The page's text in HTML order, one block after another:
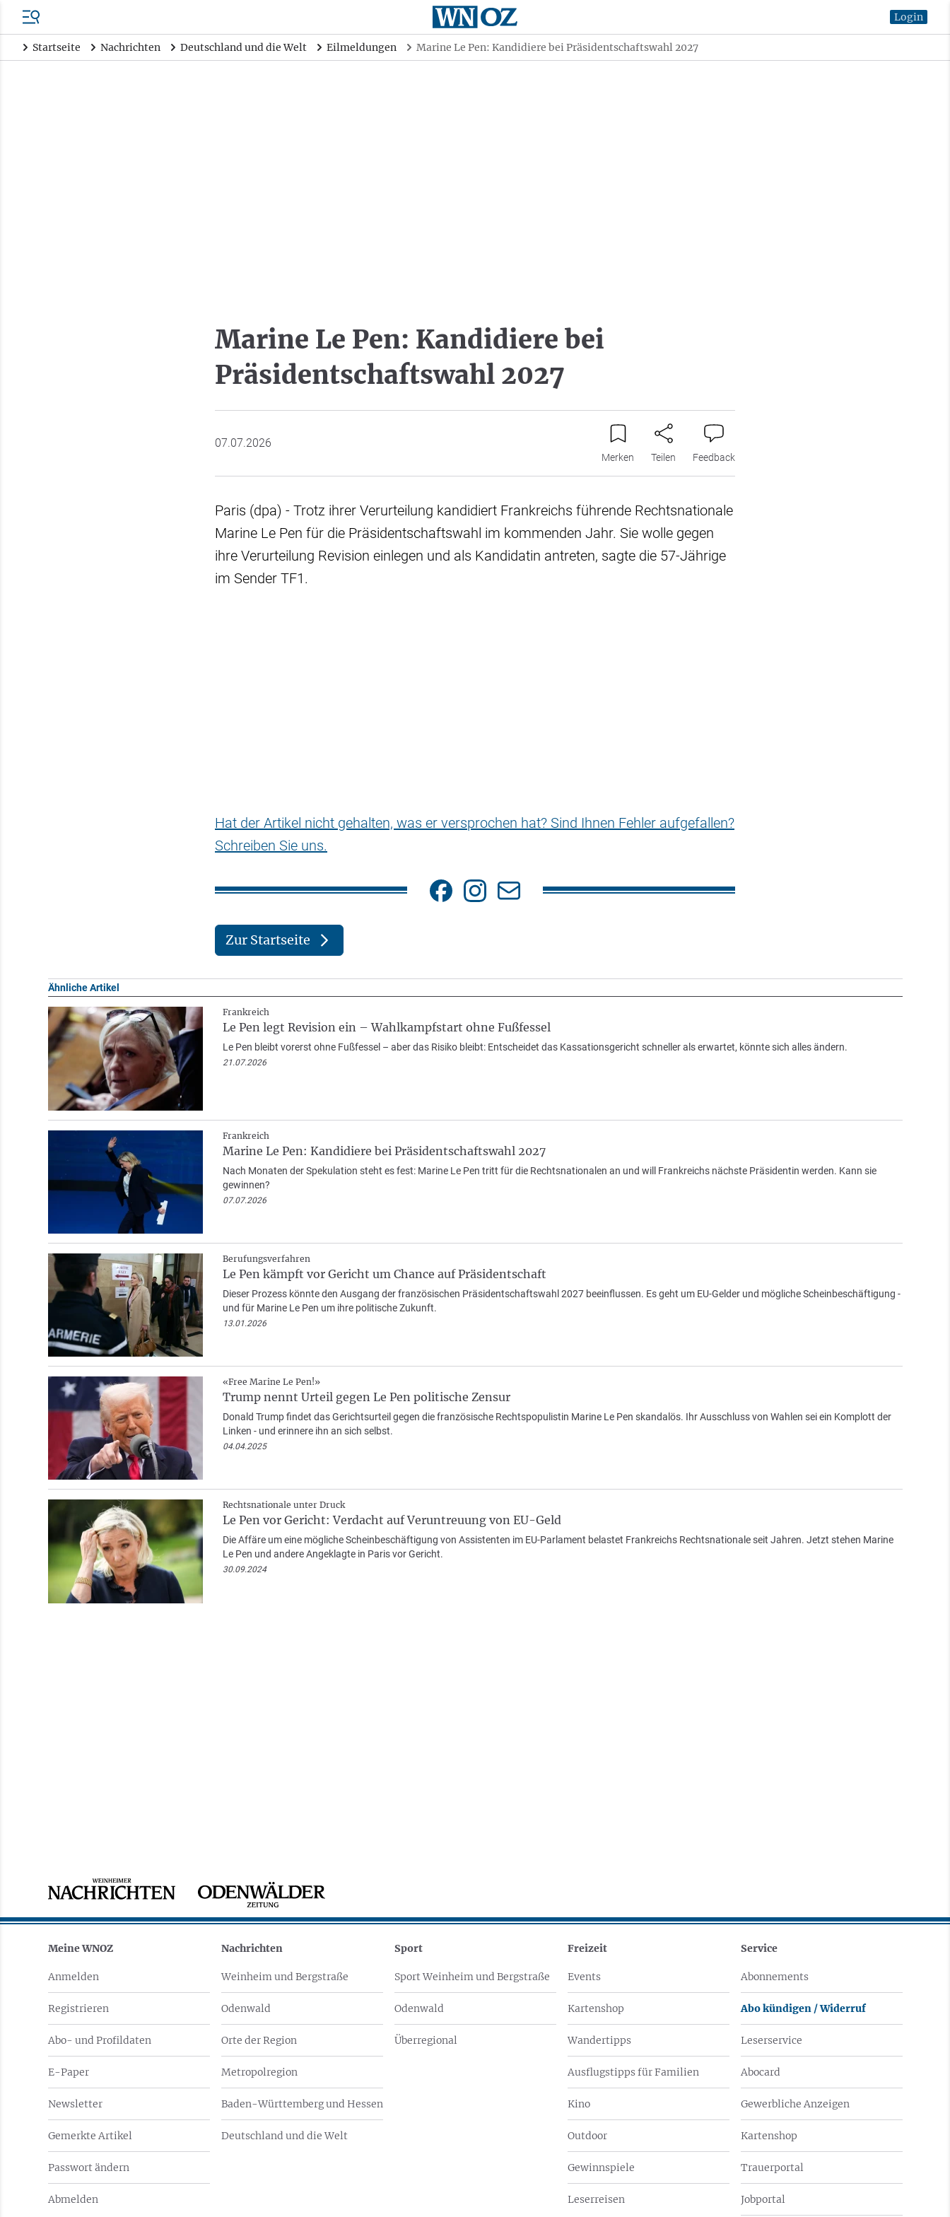
Login
Startseite Nachrichten Deutschland und die Welt Eilmeldungen Marine Le Pen: Kandidiere bei Präsidentschaftswahl 2027
Marine Le Pen: Kandidiere bei
Präsidentschaftswahl 2027
07.07.2026
Merken Teilen Feedback
Paris (dpa) - Trotz ihrer Verurteilung kandidiert Frankreichs führende Rechtsnationale
Marine Le Pen für die Präsidentschaftswahl im kommenden Jahr. Sie wolle gegen
ihre Verurteilung Revision einlegen und als Kandidatin antreten, sagte die 57-Jährige
im Sender TF1.
Hat der Artikel nicht gehalten, was er versprochen hat? Sind Ihnen Fehler aufgefallen?
Schreiben Sie uns.
Zur Startseite
Ähnliche Artikel
Frankreich
Le Pen legt Revision ein – Wahlkampfstart ohne Fußfessel
Le Pen bleibt vorerst ohne Fußfessel – aber das Risiko bleibt: Entscheidet das Kassationsgericht schneller als erwartet, könnte sich alles ändern.
21.07.2026
Frankreich
Marine Le Pen: Kandidiere bei Präsidentschaftswahl 2027
Nach Monaten der Spekulation steht es fest: Marine Le Pen tritt für die Rechtsnationalen an und will Frankreichs nächste Präsidentin werden. Kann sie
gewinnen?
07.07.2026
Berufungsverfahren
Le Pen kämpft vor Gericht um Chance auf Präsidentschaft
Dieser Prozess könnte den Ausgang der französischen Präsidentschaftswahl 2027 beeinflussen. Es geht um EU-Gelder und mögliche Scheinbeschäftigung -
und für Marine Le Pen um ihre politische Zukunft.
13.01.2026
«Free Marine Le Pen!»
Trump nennt Urteil gegen Le Pen politische Zensur
Donald Trump findet das Gerichtsurteil gegen die französische Rechtspopulistin Marine Le Pen skandalös. Ihr Ausschluss von Wahlen sei ein Komplott der
Linken - und erinnere ihn an sich selbst.
04.04.2025
Rechtsnationale unter Druck
Le Pen vor Gericht: Verdacht auf Veruntreuung von EU-Geld
Die Affäre um eine mögliche Scheinbeschäftigung von Assistenten im EU-Parlament belastet Frankreichs Rechtsnationale seit Jahren. Jetzt stehen Marine
Le Pen und andere Angeklagte in Paris vor Gericht.
30.09.2024
Meine WNOZ
Anmelden
Registrieren
Abo- und Profildaten
E-Paper
Newsletter
Gemerkte Artikel
Passwort ändern
Abmelden
Nachrichten
Weinheim und Bergstraße
Odenwald
Orte der Region
Metropolregion
Baden-Württemberg und Hessen
Deutschland und die Welt
Sport
Sport Weinheim und Bergstraße
Odenwald
Überregional
Freizeit
Events
Kartenshop
Wandertipps
Ausflugstipps für Familien
Kino
Outdoor
Gewinnspiele
Leserreisen
Service
Abonnements
Abo kündigen / Widerruf
Leserservice
Abocard
Gewerbliche Anzeigen
Kartenshop
Trauerportal
Jobportal